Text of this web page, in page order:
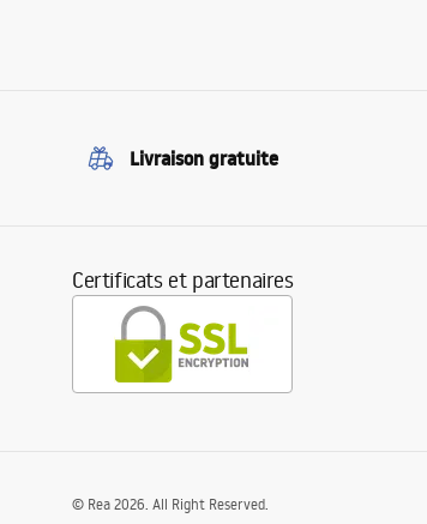
Livraison gratuite
Certificats et partenaires
© Rea 2026. All Right Reserved.